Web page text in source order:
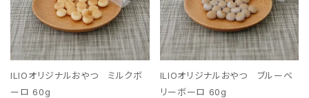
特定商取引法に基づく表記
プライバシーポリシー
お問い合わせ
ILIOオリジナルおやつ ミルクボ
ーロ 60g
ILIOオリジナルおやつ ブルーベ
リーボーロ 60g